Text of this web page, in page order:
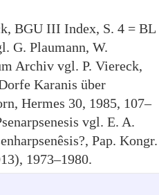
BGU III Index, S. 4 = BL
G. Plaumann, W.
Archiv vgl. P. Viereck,
Karanis über
Hermes 30, 1985, 107–
vgl. E. A.
Pap. Kongr.
1973–1980.